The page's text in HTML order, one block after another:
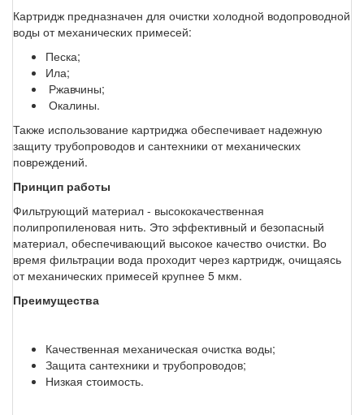
Картридж предназначен для очистки холодной водопроводной
воды от механических примесей:
Песка;
Ила;
Ржавчины;
Окалины.
Также использование картриджа обеспечивает надежную
защиту трубопроводов и сантехники от механических
повреждений.
Принцип работы
Фильтрующий материал - высококачественная
полипропиленовая нить. Это эффективный и безопасный
материал, обеспечивающий высокое качество очистки. Во
время фильтрации вода проходит через картридж, очищаясь
от механических примесей крупнее 5 мкм.
Преимущества
Качественная механическая очистка воды;
Защита сантехники и трубопроводов;
Низкая стоимость.